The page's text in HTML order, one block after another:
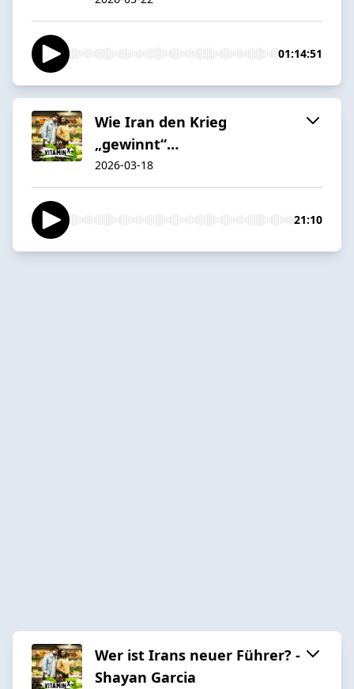
01:14:51
Wie Iran den Krieg
„gewinnt“…
2026-03-18
21:10
Wer ist Irans neuer Führer? -
Shayan Garcia